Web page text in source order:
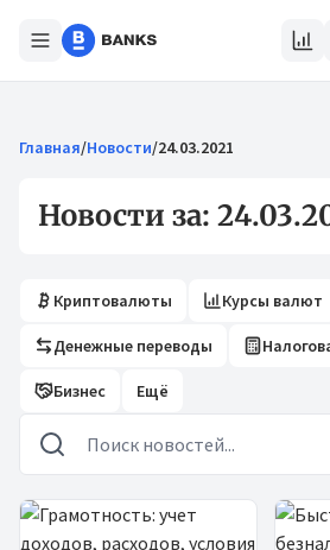
Главная/Новости/24.03.2021
Новости за:
Криптовалюты Курсы валют
Денежные переводы
Бизнес Ещё
Новости